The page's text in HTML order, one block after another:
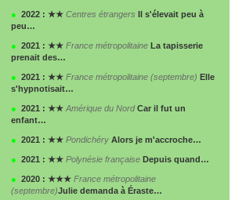
● 2022 : ★★ Centres étrangers Il s'élevait peu à
peu…
● 2021 : ★★ France métropolitaine La tapisserie
prenait des…
● 2021 : ★★ France métropolitaine (septembre) Elle
s'hypnotisait…
● 2021 : ★★ Amérique du NordCar il fut un
enfant…
● 2021 : ★★ Pondichéry Alors je m'accroche…
● 2021 : ★★ Polynésie française Depuis quand…
● 2020 : ★★★ France métropolitaine
(septembre)Julie demanda à Éraste…